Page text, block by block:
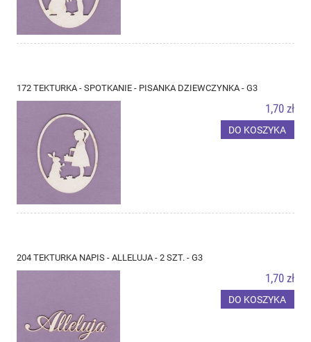
172 TEKTURKA - SPOTKANIE - PISANKA DZIEWCZYNKA - G3
1,70 zł
DO KOSZYKA
204 TEKTURKA NAPIS - ALLELUJA - 2 SZT. - G3
1,70 zł
DO KOSZYKA